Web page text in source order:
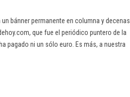
un bánner permanente en columna y decenas
que fue el periódico puntero de la
pagado ni un sólo euro. Es más, a nuestra